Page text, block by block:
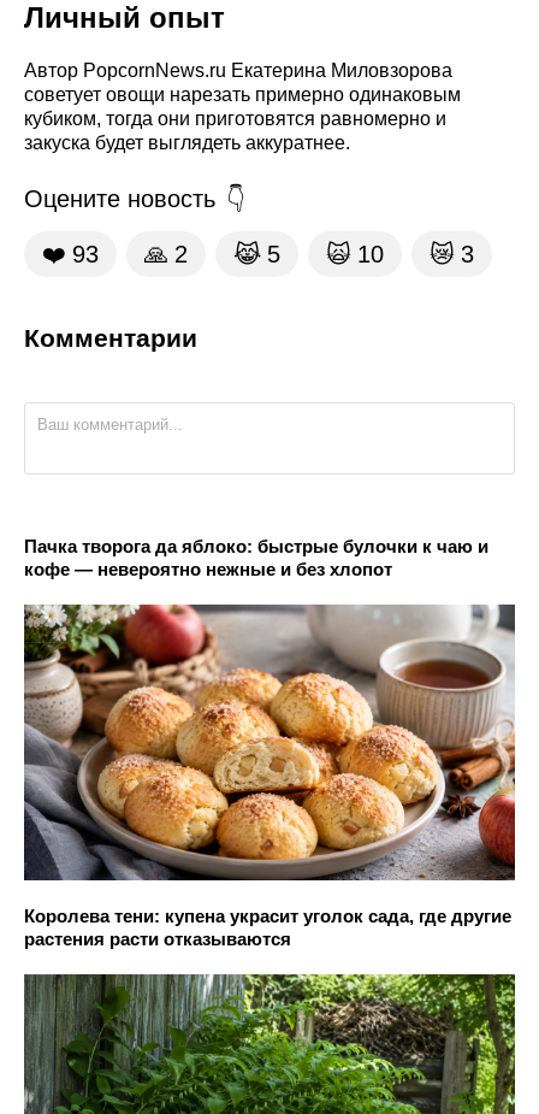
Личный опыт
Автор PopcornNews.ru Екатерина Миловзорова
советует овощи нарезать примерно одинаковым
кубиком, тогда они приготовятся равномерно и
закуска будет выглядеть аккуратнее.
Оцените новость
❤️ 93 🙏 2 😹 5 🙀 10 😿 3
Комментарии
Пачка творога да яблоко: быстрые булочки к чаю и
кофе — невероятно нежные и без хлопот
Королева тени: купена украсит уголок сада, где другие
растения расти отказываются